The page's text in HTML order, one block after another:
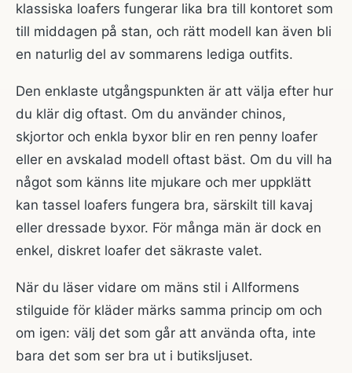
klassiska loafers fungerar lika bra till kontoret som
till middagen på stan, och rätt modell kan även bli
en naturlig del av sommarens lediga outfits.
Den enklaste utgångspunkten är att välja efter hur
du klär dig oftast. Om du använder chinos,
skjortor och enkla byxor blir en ren penny loafer
eller en avskalad modell oftast bäst. Om du vill ha
något som känns lite mjukare och mer uppklätt
kan tassel loafers fungera bra, särskilt till kavaj
eller dressade byxor. För många män är dock en
enkel, diskret loafer det säkraste valet.
När du läser vidare om mäns stil i Allformens
stilguide för kläder märks samma princip om och
om igen: välj det som går att använda ofta, inte
bara det som ser bra ut i butiksljuset.